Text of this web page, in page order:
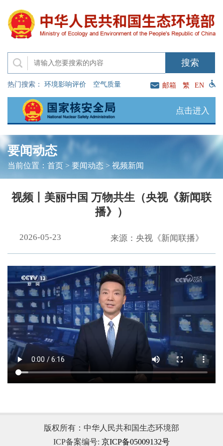
热门搜索： 环境影响评价 空气质量 邮箱 繁 EN
点击进入
要闻动态
当前位置： 首页> 要闻动态 > 视频新闻
视频丨美丽中国 万物共生（央视《新闻联
播》）
2026-05-23 来源：央视《新闻联播》
版权所有：中华人民共和国生态环境部
ICP备案编号: 京ICP备05009132号